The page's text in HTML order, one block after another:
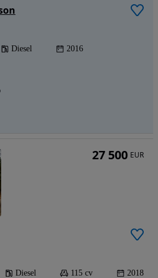
Diesel 2016
Diesel 115 cv 2018
27 500 EUR